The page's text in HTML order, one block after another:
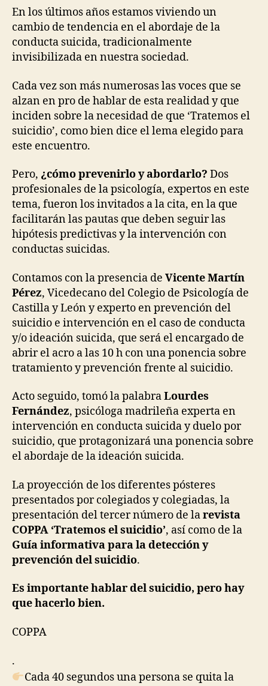
En los últimos años estamos viviendo un
cambio de tendencia en el abordaje de la
conducta suicida, tradicionalmente
invisibilizada en nuestra sociedad.
Cada vez son más numerosas las voces que se
alzan en pro de hablar de esta realidad y que
inciden sobre la necesidad de que ‘Tratemos el
suicidio’, como bien dice el lema elegido para
este encuentro.
Pero, ¿cómo prevenirlo y abordarlo? Dos
profesionales de la psicología, expertos en este
tema, fueron los invitados a la cita, en la que
facilitarán las pautas que deben seguir las
hipótesis predictivas y la intervención con
conductas suicidas.
Contamos con la presencia de Vicente Martín
Pérez, Vicedecano del Colegio de Psicología de
Castilla y León y experto en prevención del
suicidio e intervención en el caso de conducta
y/o ideación suicida, que será el encargado de
abrir el acro a las 10 h con una ponencia sobre
tratamiento y prevención frente al suicidio.
Acto seguido, tomó la palabraLourdes
Fernández, psicóloga madrileña experta en
intervención en conducta suicida y duelo por
suicidio, que protagonizará una ponencia sobre
el abordaje de la ideación suicida.
La proyección de los diferentes pósteres
presentados por colegiados y colegiadas, la
presentación del tercer número de larevista
COPPA ‘Tratemos el suicidio’, así como de la
Guía informativa para la detección y
prevención del suicidio.
Es importante hablar del suicidio, pero hay
que hacerlo bien.
COPPA
.
Cada 40 segundos una persona se quita la